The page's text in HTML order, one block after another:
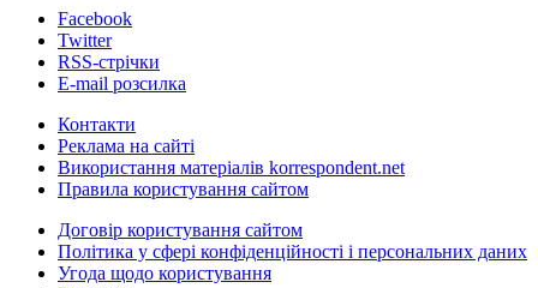
Facebook
Twitter
RSS-стрічки
E-mail розсилка
Контакти
Реклама на сайті
Використання матеріалів korrespondent.net
Правила користування сайтом
Договір користування сайтом
Політика у сфері конфіденційності і персональних даних
Угода щодо користування